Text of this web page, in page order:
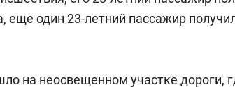
еще один 23-летний пассажир
на неосвещенном участке дороги,